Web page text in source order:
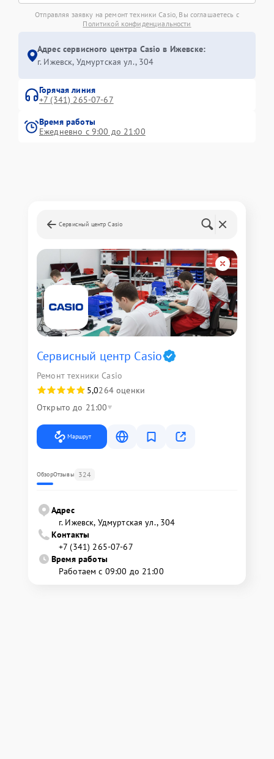
Отправляя заявку на ремонт техники Casio, Вы соглашаетесь с
Политикой конфиденциальности
Адрес сервисного центра Casio в Ижевске:
г. Ижевск, Удмуртская ул., 304
Горячая линия
+7 (341) 265-07-67
Время работы
Ежедневно с 9:00 до 21:00
Сервисный центр Casio
Сервисный центр Casio
Ремонт техники Casio
5,0264 оценки
Открыто до 21:00
Маршрут
ОбзорОтзывы 324
Адрес
г. Ижевск, Удмуртская ул., 304
Контакты
+7 (341) 265-07-67
Время работы
Работаем с 09:00 до 21:00